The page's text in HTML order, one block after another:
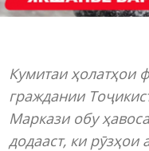
Кумитаи ҳолатҳои
граждании
Маркази обу
додааст, ки рӯзҳои